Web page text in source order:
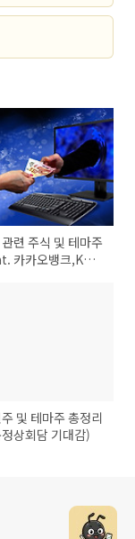
련 주식 및 테마주
카카오뱅크,K뱅
및 테마주 총정리
상회담 기대감)